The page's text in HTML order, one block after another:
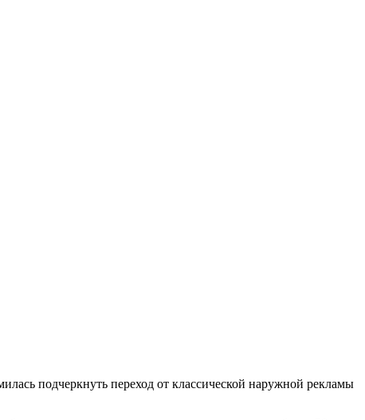
подчеркнуть переход от классической наружной рекламы